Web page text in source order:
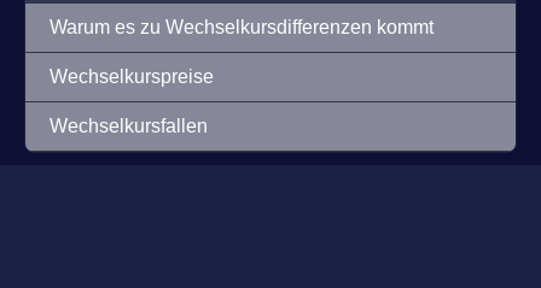
Warum es zu Wechselkursdifferenzen kommt
Wechselkurspreise
Wechselkursfallen